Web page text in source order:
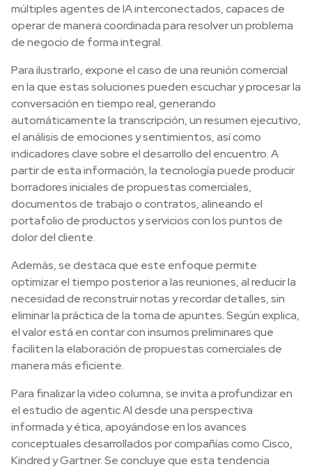
múltiples agentes de IA interconectados, capaces de
operar de manera coordinada para resolver un problema
de negocio de forma integral.
Para ilustrarlo, expone el caso de una reunión comercial
en la que estas soluciones pueden escuchar y procesar la
conversación en tiempo real, generando
automáticamente la transcripción, un resumen ejecutivo,
el análisis de emociones y sentimientos, así como
indicadores clave sobre el desarrollo del encuentro. A
partir de esta información, la tecnología puede producir
borradores iniciales de propuestas comerciales,
documentos de trabajo o contratos, alineando el
portafolio de productos y servicios con los puntos de
dolor del cliente.
Además, se destaca que este enfoque permite
optimizar el tiempo posterior a las reuniones, al reducir la
necesidad de reconstruir notas y recordar detalles, sin
eliminar la práctica de la toma de apuntes. Según explica,
el valor está en contar con insumos preliminares que
faciliten la elaboración de propuestas comerciales de
manera más eficiente.
Para finalizar la video columna, se invita a profundizar en
el estudio de agentic AI desde una perspectiva
informada y ética, apoyándose en los avances
conceptuales desarrollados por compañías como Cisco,
Kindred y Gartner. Se concluye que esta tendencia